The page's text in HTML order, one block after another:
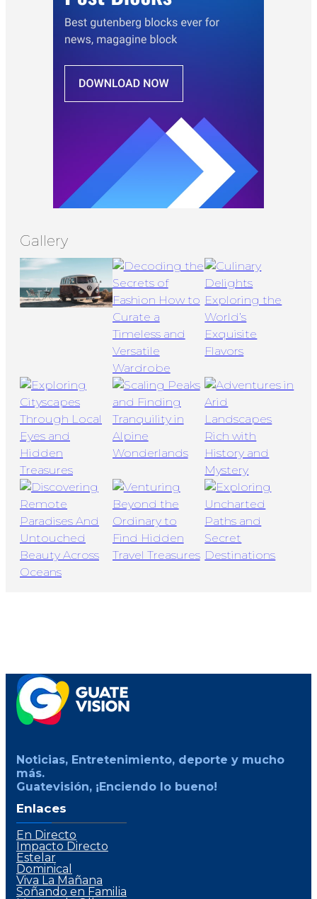
Gallery
Noticias, Entretenimiento, deporte y mucho
más.
Guatevisión, ¡Enciendo lo bueno!
Enlaces
En Directo
Impacto Directo
Estelar
Dominical
Viva La Mañana
Soñando en Familia